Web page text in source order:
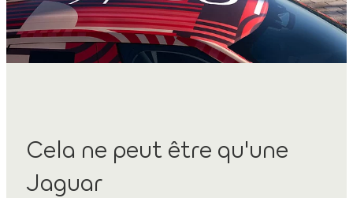
Cela ne peut être qu'une
Jaguar